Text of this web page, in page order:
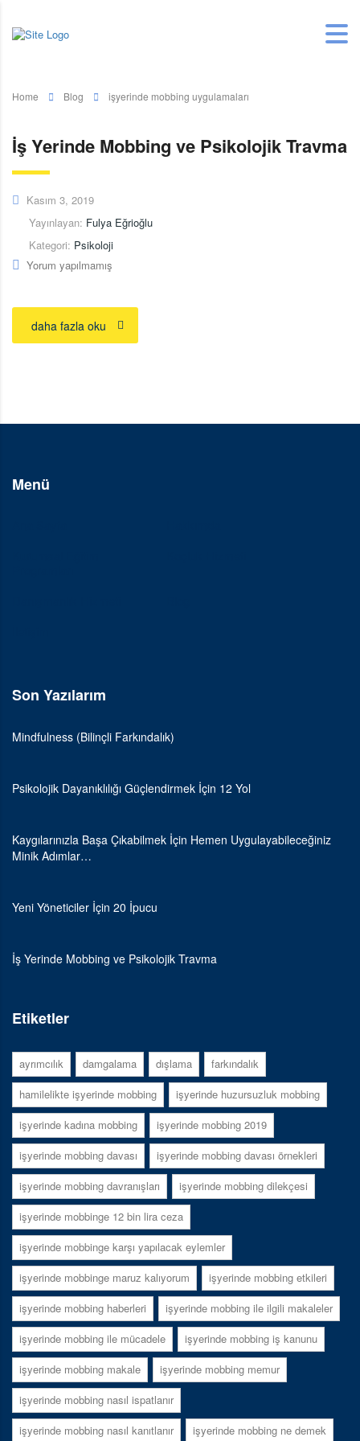
Home Blog işyerinde mobbing uygulamaları
İş Yerinde Mobbing ve Psikolojik Travma
Kasım 3, 2019
Yayınlayan: Fulya Eğrioğlu
Kategori: Psikoloji
Yorum yapılmamış
daha fazla oku
Menü
Son Yazılarım
Mindfulness (Bilinçli Farkındalık)
Psikolojik Dayanıklılığı Güçlendirmek İçin 12 Yol
Kaygılarınızla Başa Çıkabilmek İçin Hemen Uygulayabileceğiniz
Minik Adımlar…
Yeni Yöneticiler İçin 20 İpucu
İş Yerinde Mobbing ve Psikolojik Travma
Etiketler
ayrımcılık damgalama dışlama
farkındalık
hamilelikte işyerinde mobbing
işyerinde huzursuzluk mobbing
işyerinde kadına mobbing
işyerinde mobbing 2019
işyerinde mobbing davası
işyerinde mobbing davası örnekleri
işyerinde mobbing davranışları
işyerinde mobbing dilekçesi
işyerinde mobbinge 12 bin lira ceza
işyerinde mobbinge karşı yapılacak eylemler
işyerinde mobbinge maruz kalıyorum
işyerinde mobbing etkileri
işyerinde mobbing haberleri
işyerinde mobbing ile ilgili makaleler
işyerinde mobbing ile mücadele
işyerinde mobbing iş kanunu
işyerinde mobbing makale
işyerinde mobbing memur
işyerinde mobbing nasıl ispatlanır
işyerinde mobbing nasıl kanıtlanır
işyerinde mobbing ne demek